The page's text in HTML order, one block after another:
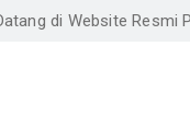
di Website Resmi